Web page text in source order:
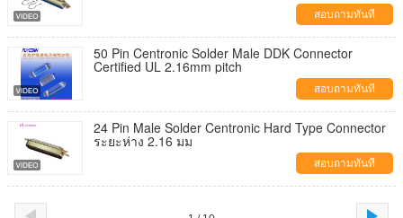
สอบถามทันที
50 Pin Centronic Solder Male DDK Connector
Certified UL 2.16mm pitch
สอบถามทันที
24 Pin Male Solder Centronic Hard Type Connector
ระยะห่าง 2.16 มม
สอบถามทันที